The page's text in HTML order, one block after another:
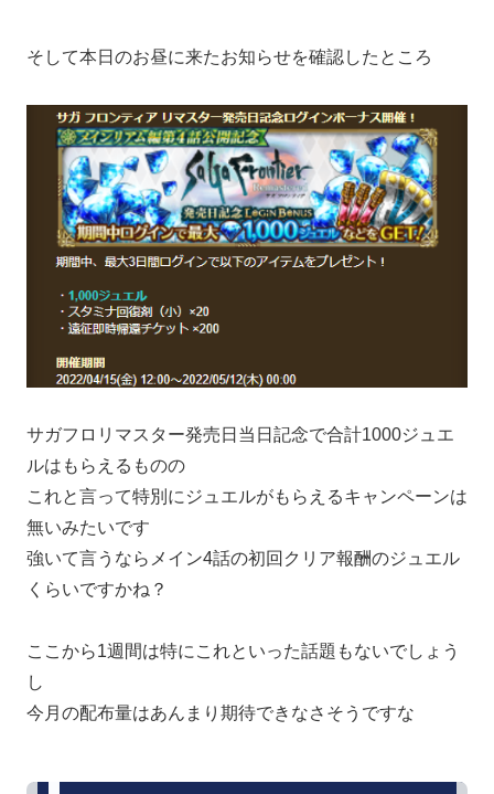
そして本日のお昼に来たお知らせを確認したところ
サガフロリマスター発売日当日記念で合計1000ジュエ
ルはもらえるものの
これと言って特別にジュエルがもらえるキャンペーンは
無いみたいです
強いて言うならメイン4話の初回クリア報酬のジュエル
くらいですかね？
ここから1週間は特にこれといった話題もないでしょう
し
今月の配布量はあんまり期待できなさそうですな